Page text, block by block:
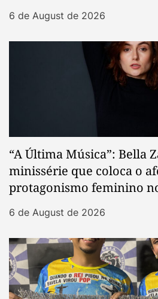
6 de August de 2026
“A Última Música”: Bella
minissérie que coloca o
protagonismo feminino
6 de August de 2026